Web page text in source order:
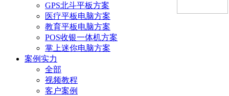
GPS北斗平板方案
医疗平板电脑方案
教育平板电脑方案
POS收银一体机方案
掌上迷你电脑方案
案例实力
全部
视频教程
客户案例